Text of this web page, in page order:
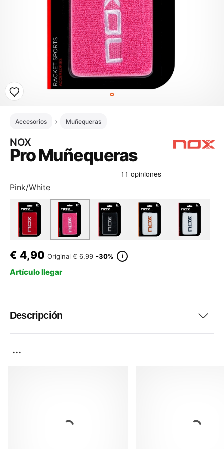
Accesorios Muñequeras
NOX
Pro Muñequeras
Pink/White
€ 4,90 Original € 6,99 -30% i
Artículo llegar
Descripción
...